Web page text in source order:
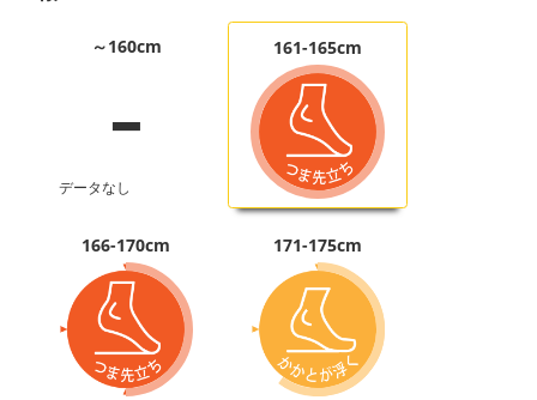
～160cm
-
データなし
161-165cm
166-170cm 171-175cm